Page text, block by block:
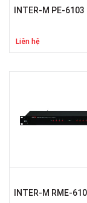
INTER-M PE-6103
Liên hệ
INTER-M RME-